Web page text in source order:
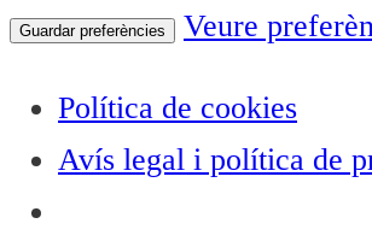
Guardar preferències Veure
Política de cookies
Avís legal i política de